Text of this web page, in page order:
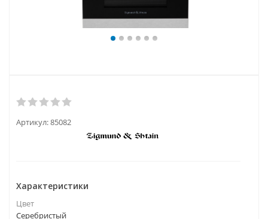
Артикул:85082
Характеристики
Цвет
Серебристый